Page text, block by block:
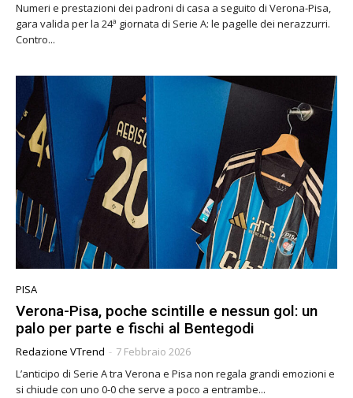
Numeri e prestazioni dei padroni di casa a seguito di Verona-Pisa,
gara valida per la 24ª giornata di Serie A: le pagelle dei nerazzurri.
Contro...
PISA
Verona-Pisa, poche scintille e nessun gol: un
palo per parte e fischi al Bentegodi
Redazione VTrend - 7 Febbraio 2026
L’anticipo di Serie A tra Verona e Pisa non regala grandi emozioni e
si chiude con uno 0-0 che serve a poco a entrambe...